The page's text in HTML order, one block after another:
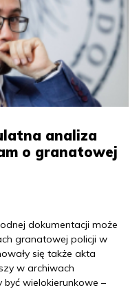
analiza
o granatowej
dokumentacji może
granatowej policji w
się także akta
w archiwach
być wielokierunkowe –